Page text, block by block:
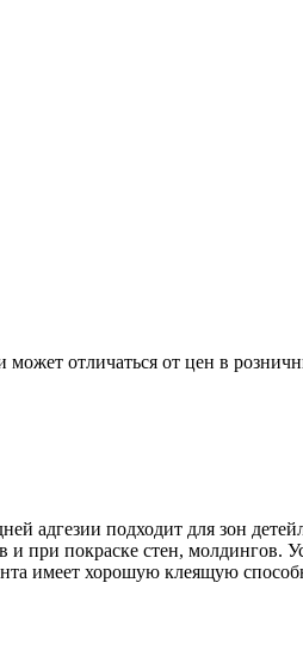
может отличаться от цен в
адгезии подходит для зон
и при покраске стен,
имеет хорошую клеящую